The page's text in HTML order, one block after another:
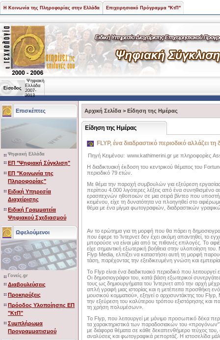
Η Κοινωνία της Πληροφορίας στην Ελλάδα Επιχειρησιακό Πρόγραμμα "ΚτΠ"
Είσοδος
Ψηφιακή
Ελλάδα
2007-
2013
Επισκέπτες
Ψηφιακή Ελλάδα
ΕΠ "Ψηφιακή Σύγκλιση"
ΕΠ "Κοινωνία της
Πληροφορίας"
Ειδική Υπηρεσία
Διαχείρισης
Ειδική Γραμματεία
Ψηφιακού Σχεδιασμού
Ωφελούμενοι
Γονείς.gr
Διαβουλεύσεις
Προκηρύξεις
Πρόοδος Υλοποίησης ΕΠ
"ΚτΠ"
Συμπλήρωμα
Προγραμματισμού
Αρχική Σελίδα > Είδηση της Ημέρας
Είδηση της Ημέρας
FLYP, ένα διαδραστικό περιοδικό αλλάζει
Πηγή Κειμένου: www.kathimerini.gr με πληροφορίες
Η διαδικτυακή έκδοση του κεντρικού θέματος του
περιοδικό 79 ετών.
Με θέμα την παροχή συμβουλών για εξεύρεση
περίπου 4.000 λιγότερες λέξεις από ένα συνηθισμένο
ερασιτεχνών ηθοποιών σε μια σειρά βίντεο που
κειμένου, είχε τη δυνατότητα να πλοηγηθεί στο
θέμα με ένα μίγμα φωτογραφιών, διαδραστικών
Αν το ερώτημα για τη μορφή που θα πάρει η
που έφερε το Ίντερνετ δεν έχει ακόμη απαντηθεί, το
μπορούσε να είναι μία από τις πιθανές επιλογές. Το
είχε σημαντική εξωτερική βοήθεια στην υλοποίηση του.
Flyp Media, ελπίζει να καταστήσει αυτή τη μορφή
τάση, παρέχοντας την εξειδικευμένη γνώση και
Το Flyp είναι ένα διαδικτυακό περιοδικό που
Οι δημοσιογράφοι του, κατά βάση εξωτερικοί συνεργάτες,
τους ως δημιουργήματα του Ίντερνετ από την αρχή
απλή γραφή μιας ιστορίας και η μετέπειτα προσθήκη
μουσικού κομματιού», εξηγεί ο αρχισυντάκτης του Flyp,
την εξεύρεση του καλύτερου τρόπου εξιστόρησης και
τη χρήση πολυμέσων».
Το Flyp, που λειτουργεί με μόνιμο προσωπικό δέκα
τα χαρακτηριστικά των παραδοσιακών του
με διάφορα θέματα σε κάθε δεκαπενθήμερο τεύχος του,
αναλύσεις και φωτογραφικά ρεπορτάζ. Η ιστοσελίδα